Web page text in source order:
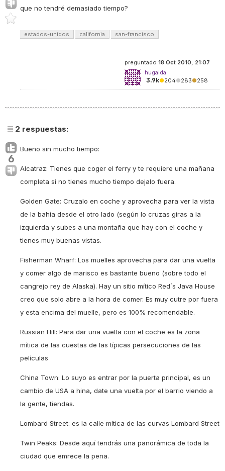
que no tendré demasiado tiempo?
estados-unidos california san-francisco
preguntado 18 Oct 2010, 21:07
hugalda
3.9k●204●283●258
2 respuestas:
6
Bueno sin mucho tiempo:
Alcatraz: Tienes que coger el ferry y te requiere una mañana
completa si no tienes mucho tiempo dejalo fuera.
Golden Gate: Cruzalo en coche y aprovecha para ver la vista
de la bahía desde el otro lado (según lo cruzas giras a la
izquierda y subes a una montaña que hay con el coche y
tienes muy buenas vistas.
Fisherman Wharf: Los muelles aprovecha para dar una vuelta
y comer algo de marisco es bastante bueno (sobre todo el
cangrejo rey de Alaska). Hay un sitio mítico Red´s Java House
creo que solo abre a la hora de comer. Es muy cutre por fuera
y esta encima del muelle, pero es 100% recomendable.
Russian Hill: Para dar una vuelta con el coche es la zona
mítica de las cuestas de las típicas persecuciones de las
películas
China Town: Lo suyo es entrar por la puerta principal, es un
cambio de USA a hina, date una vuelta por el barrio viendo a
la gente, tiendas.
Lombard Street: es la calle mítica de las curvas Lombard Street
Twin Peaks: Desde aquí tendrás una panorámica de toda la
ciudad que emrece la pena.